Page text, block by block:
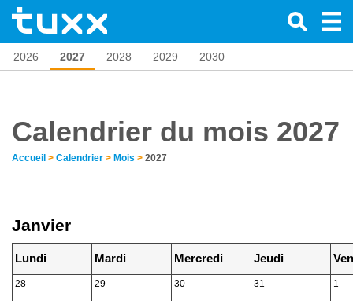
2026 2027 2028 2029 2030
Calendrier du mois 2027
Accueil > Calendrier > Mois > 2027
Janvier
Lundi Mardi Mercredi Jeudi
28 29 30 31 1